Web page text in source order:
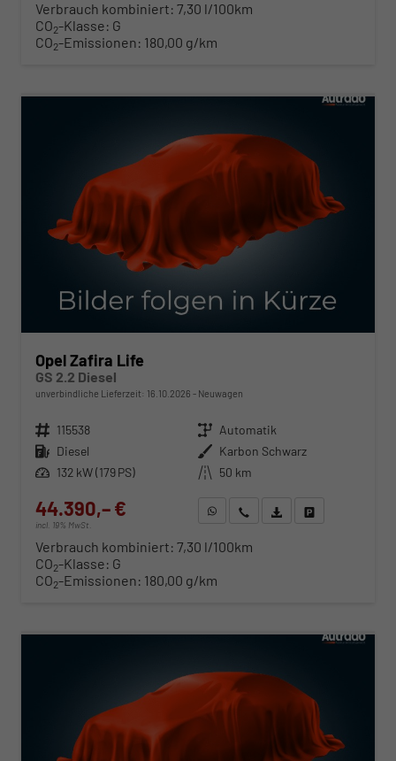
Verbrauch kombiniert: 7,30 l/100km
CO2-Klasse: G
CO2-Emissionen: 180,00 g/km
Opel Zafira Life
GS 2.2 Diesel
unverbindliche Lieferzeit: 16.10.2026 Neuwagen
Fahrzeugnr. 115538 Getriebe Automatik
Kraftstoff Diesel Außenfarbe Karbon Schwarz
Leistung 132 kW (179 PS) Kilometerstand 50 km
44.390,– €
incl. 19% MwSt.
WhatsApp anfragen
Wir rufen Sie anFahrzeugexposé (PDF)
Verbrauch kombiniert: 7,30 l/100km
CO2-Klasse: G
CO2-Emissionen: 180,00 g/km